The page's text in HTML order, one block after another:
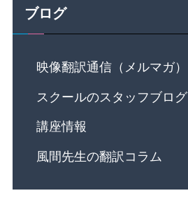
ブログ
映像翻訳通信（メルマガ）
スクールのスタッフブログ
講座情報
風間先生の翻訳コラム